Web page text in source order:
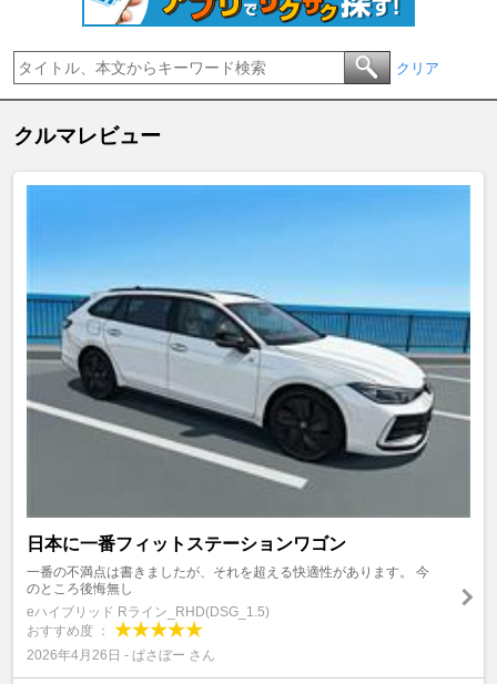
クリア
クルマレビュー
日本に一番フィットステーションワゴン
一番の不満点は書きましたが、それを超える快適性があります。 今
のところ後悔無し
eハイブリッド Rライン_RHD(DSG_1.5)
おすすめ度 ：
2026年4月26日 - ぱさぼー さん